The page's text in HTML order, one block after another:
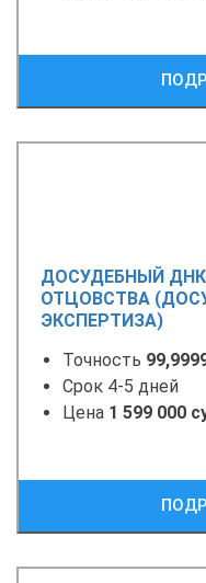
ДОСУДЕБНЫЙ
ОТЦОВСТВА
ЭКСПЕРТИЗА)
Точность
Срок 4-5 дней
Цена 1 599 000